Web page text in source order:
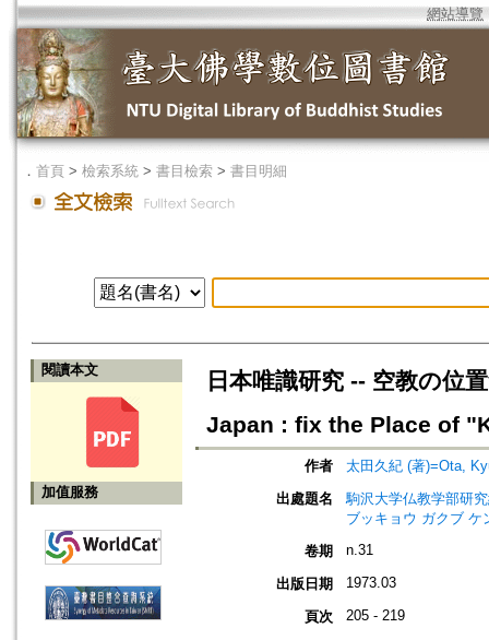
網站導覽
． 首頁 > 檢索系統 > 書目檢索 > 書目明細
閱讀本文
加值服務
日本唯識研究 -- 空教の
Japan : fix the Place of
作者
太田久紀 (著)=Ota,
出處題名
駒沢大学仏教学部研
ブッキョウ ガクブ ケ
卷期
n.31
出版日期 1973.03
頁次 205 - 219